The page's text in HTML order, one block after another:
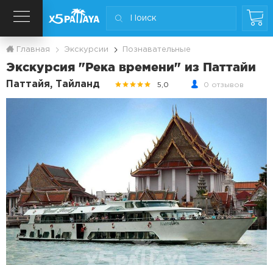
Главная Экскурсии Познавательные
Экскурсия "Река времени" из Паттайи
Паттайя, Тайланд 5,0 0 отзывов